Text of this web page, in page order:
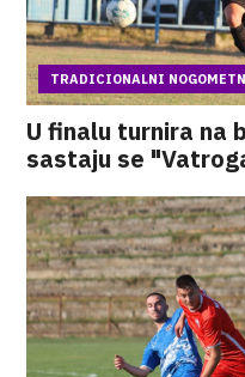
TRADICIONALNI
U finalu turnira na
sastaju se